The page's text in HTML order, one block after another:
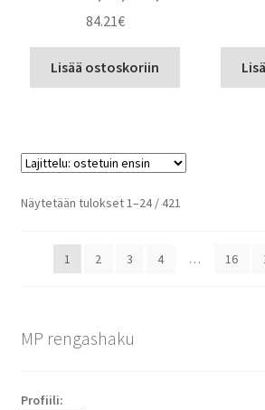
84.21€
Lisää ostoskoriin
Näytetään tulokset 1–24 / 421
1 2 3 4 … 16
MP rengashaku
Profiili: